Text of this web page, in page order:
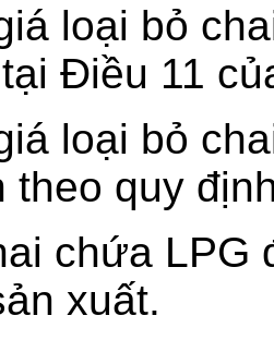
loại bỏ
Điều 11
loại bỏ
theo quy
chứa LPG
xuất.